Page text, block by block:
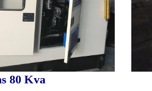
80 Kva